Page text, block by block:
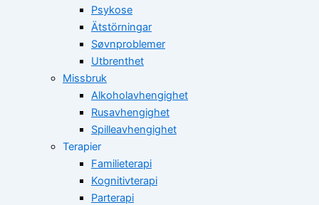
Psykose
Ätstörningar
Søvnproblemer
Utbrenthet
Missbruk
Alkoholavhengighet
Rusavhengighet
Spilleavhengighet
Terapier
Familieterapi
Kognitivterapi
Parterapi